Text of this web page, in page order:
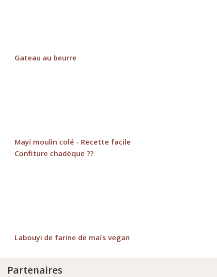
Gateau au beurre
Mayi moulin colé - Recette facile
Confiture chadèque ??
Labouyi de farine de maïs vegan
Partenaires